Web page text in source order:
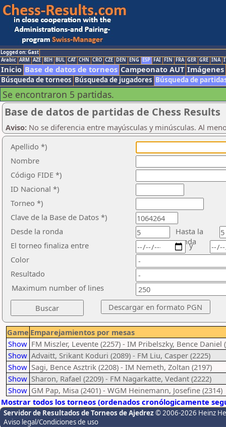
Logged on: Gast
Arabic ARM AZE BIH BUL CAT CHN CRO CZE DEN ENG ESP FAI FIN FRA GER GRE INA
Inicio Base de datos de torneos Campeonato AUT Imágenes
Búsqueda de torneos Búsqueda de jugadores Búsqueda de
Se encontraron 5 partidas.
Base de datos de partidas de Chess Results
Aviso: No se diferencia entre mayúsculas y minúsculas. Al
Apellido *)
Nombre
Código FIDE *)
ID Nacional *)
Torneo *)
Clave de la Base de Datos *)
Desde la ronda
Hasta la
ronda
El torneo finaliza entre
Color
Resultado
y
Maximum number of lines
Game Emparejamientos por mesas
Show FM Miszler, Levente (2257) - IM Pribelszky, Bence Daniel
Show Advaitt, Srikant Koduri (2089) - FM Liu, Casper (2225)
Show Sagi, Bence Asztrik (2208) - IM Nemeth, Zoltan (2197)
Show Sharon, Rafael (2209) - FM Nagarkatte, Vedant (2222)
Show GM Pap, Misa (2401) - WGM Heinemann, Josefine (2314)
Mostrar todos los torneos (ordenados cronólogicamente
Servidor de Resultados de Torneos de Ajedrez © 2006-2026 Heinz
Aviso legal/Condiciones de uso